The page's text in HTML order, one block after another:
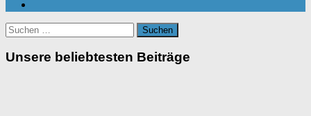
Suchen
nach:
Unsere beliebtesten Beiträge